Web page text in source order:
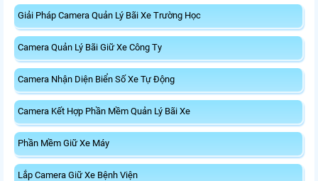
Giải Pháp Camera Quản Lý Bãi Xe Trường Học
Camera Quản Lý Bãi Giữ Xe Công Ty
Camera Nhận Diện Biển Số Xe Tự Động
Camera Kết Hợp Phần Mềm Quản Lý Bãi Xe
Phần Mềm Giữ Xe Máy
Lắp Camera Giữ Xe Bệnh Viện